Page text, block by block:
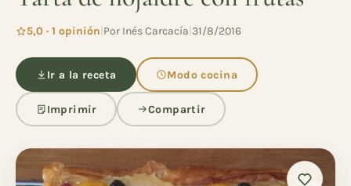
5,0 · 1 opinión Por Inés Carcacía 31/8/2016
Ir a la receta Modo cocina
Imprimir Compartir